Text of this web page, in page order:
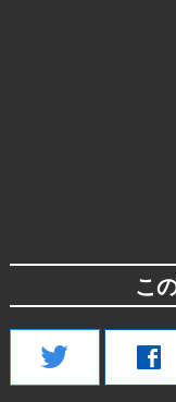
こ
twitter facebook